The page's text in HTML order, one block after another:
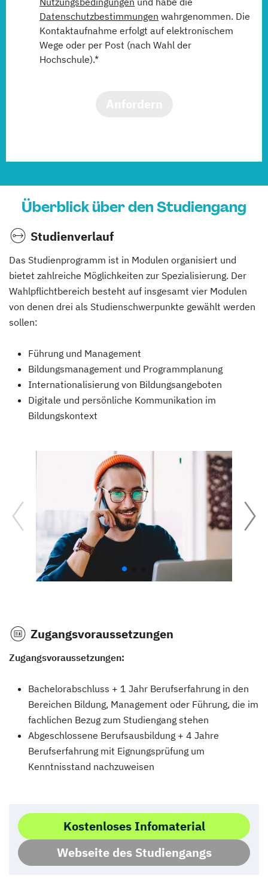
Datenschutzbestimmungen wahrgenommen. Die
Kontaktaufnahme erfolgt auf elektronischem
Wege oder per Post (nach Wahl der
Hochschule).*
Überblick über den Studiengang
Studienverlauf
Das Studienprogramm ist in Modulen organisiert und
bietet zahlreiche Möglichkeiten zur Spezialisierung. Der
Wahlpflichtbereich besteht auf insgesamt vier Modulen
von denen drei als Studienschwerpunkte gewählt werden
sollen:
Führung und Management
Bildungsmanagement und Programmplanung
Internationalisierung von Bildungsangeboten
Digitale und persönliche Kommunikation im
Bildungskontext
Zugangsvoraussetzungen
Zugangsvoraussetzungen:
Bachelorabschluss + 1 Jahr Berufserfahrung in den
Bereichen Bildung, Management oder Führung, die im
fachlichen Bezug zum Studiengang stehen
Abgeschlossene Berufsausbildung + 4 Jahre
Berufserfahrung mit Eignungsprüfung um
Kenntnisstand nachzuweisen
Kostenloses Infomaterial
Webseite des Studiengangs